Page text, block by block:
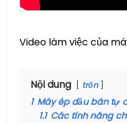
Video làm việc của
Nội dung trốn
1 Máy ép dầu bán tự
1.1 Các tính năng